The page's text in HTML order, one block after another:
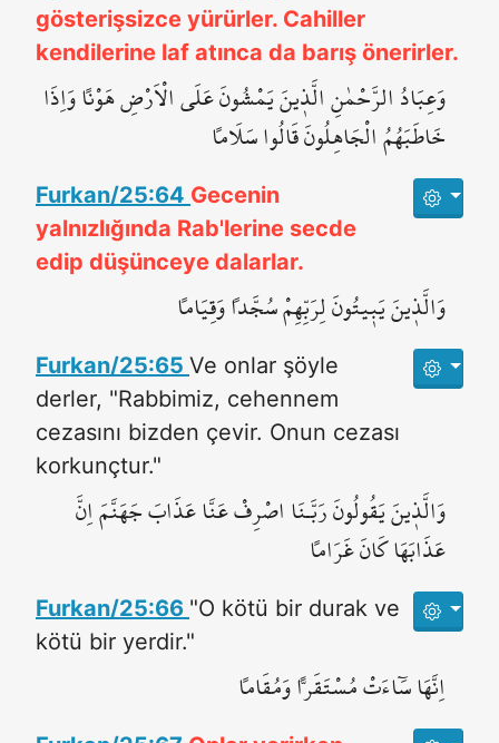
gösterişsizce yürürler. Cahiller
kendilerine laf atınca da barış önerirler.
وَعِبَادُ الرَّحْمٰنِ الَّذ۪ينَ يَمْشُونَ عَلَى الْاَرْضِ هَوْناً وَاِذَا
خَاطَبَهُمُ الْجَاهِلُونَ قَالُوا سَلَاماً
Furkan/25:64 Gecenin
yalnızlığında Rab'lerine secde
edip düşünceye dalarlar.
وَالَّذ۪ينَ يَب۪يتُونَ لِرَبِّهِمْ سُجَّداً وَقِيَاماً
Furkan/25:65 Ve onlar şöyle
derler, "Rabbimiz, cehennem
cezasını bizden çevir. Onun cezası
korkunçtur."
وَالَّذ۪ينَ يَقُولُونَ رَبَّـنَا اصْرِفْ عَنَّا عَذَابَ جَهَنَّمَۗ اِنَّ
عَذَابَهَا كَانَ غَرَاماًۗ
Furkan/25:66 "O kötü bir durak ve
kötü bir yerdir."
اِنَّهَا سَٓاءَتْ مُسْتَقَراًّ وَمُقَاماً